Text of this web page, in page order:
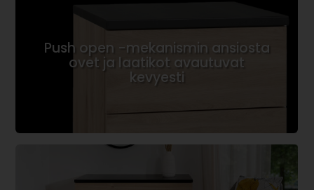
Push open -mekanismin ansiosta
ovet ja laatikot avautuvat
kevyesti